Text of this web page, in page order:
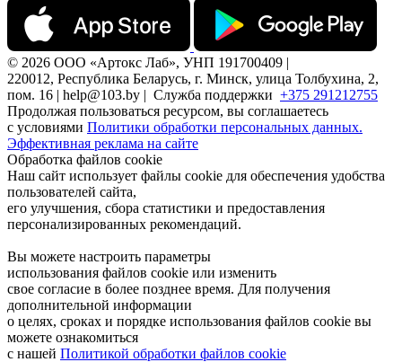
© 2026 ООО «Артокс Лаб», УНП 191700409 |
220012, Республика Беларусь, г. Минск, улица Толбухина, 2,
пом. 16 | help@103.by | Служба поддержки +375 291212755
Продолжая пользоваться ресурсом, вы соглашаетесь
с условиями Политики обработки персональных данных.
Эффективная реклама на сайте
Обработка файлов cookie
Наш сайт использует файлы cookie для обеспечения удобства
пользователей сайта,
его улучшения, сбора статистики и предоставления
персонализированных рекомендаций.
Вы можете настроить параметры
использования файлов cookie или изменить
свое согласие в более позднее время. Для получения
дополнительной информации
о целях, сроках и порядке использования файлов cookie вы
можете ознакомиться
с нашей Политикой обработки файлов cookie